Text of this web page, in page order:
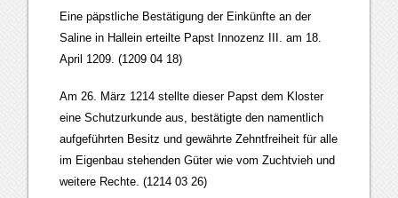
Eine päpstliche Bestätigung der Einkünfte an der
Saline in Hallein erteilte Papst Innozenz III. am 18.
April 1209. (1209 04 18)
Am 26. März 1214 stellte dieser Papst dem Kloster
eine Schutzurkunde aus, bestätigte den namentlich
aufgeführten Besitz und gewährte Zehntfreiheit für alle
im Eigenbau stehenden Güter wie vom Zuchtvieh und
weitere Rechte. (1214 03 26)